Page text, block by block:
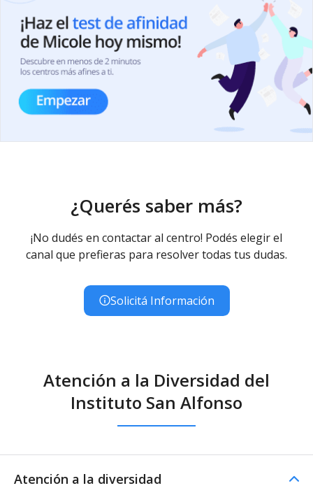
¿Querés saber más?
¡No dudés en contactar al centro! Podés elegir el
canal que prefieras para resolver todas tus dudas.
Solicitá Información
Atención a la Diversidad del
Instituto San Alfonso
Atención a la diversidad